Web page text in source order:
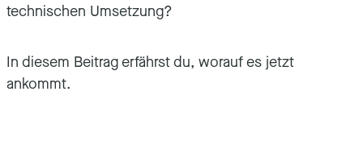
technischen Umsetzung?
In diesem Beitrag erfährst du, worauf es jetzt
ankommt.